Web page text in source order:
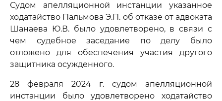
Судом апелляционной инстанции указанное
ходатайство Пальмова Э.П. об отказе от адвоката
Шанаева Ю.В. было удовлетворено, в связи с
чем судебное заседание по делу было
отложено для обеспечения участия другого
защитника осужденного.
28 февраля 2024 г. судом апелляционной
инстанции было удовлетворено ходатайство